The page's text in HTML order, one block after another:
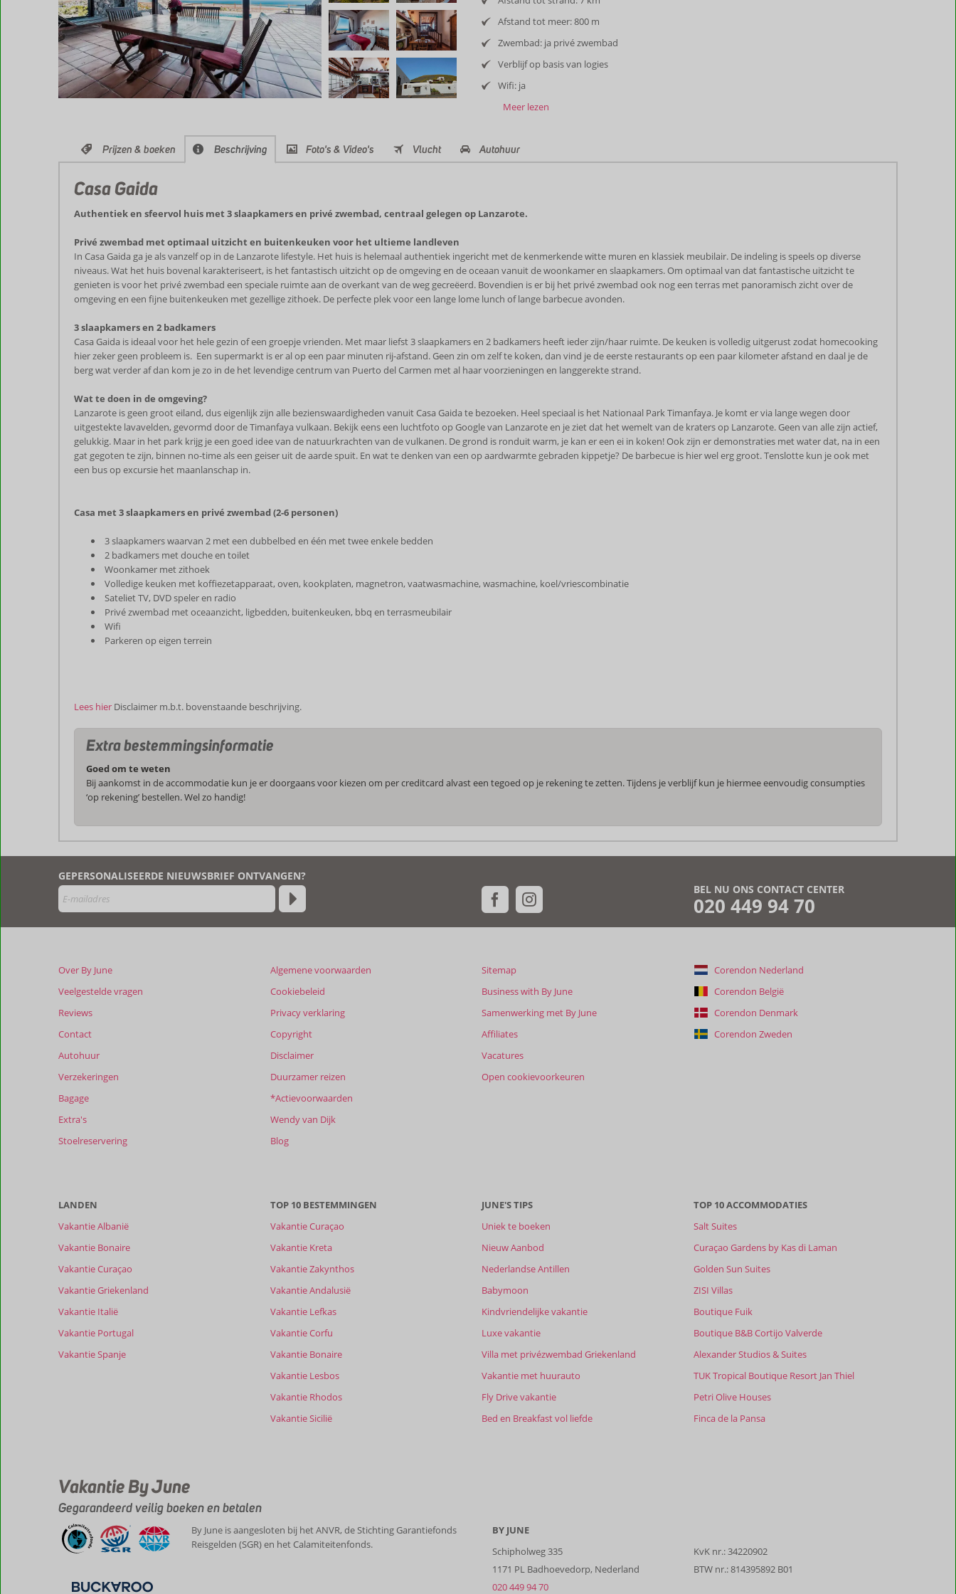
Afstand tot meer: 800 m
Zwembad: ja privé zwembad
Verblijf op basis van logies
Wifi: ja
Meer lezen
Prijzen & boeken Beschrijving Foto's & Video's Vlucht Autohuur
Casa Gaida
Authentiek en sfeervol huis met 3 slaapkamers en privé zwembad, centraal gelegen op Lanzarote.
Privé zwembad met optimaal uitzicht en buitenkeuken voor het ultieme landleven
In Casa Gaida ga je als vanzelf op in de Lanzarote lifestyle. Het huis is helemaal authentiek ingericht met de kenmerkende witte muren en klassiek meubilair. De indeling is speels op diverse
niveaus. Wat het huis bovenal karakteriseert, is het fantastisch uitzicht op de omgeving en de oceaan vanuit de woonkamer en slaapkamers. Om optimaal van dat fantastische uitzicht te
genieten is voor het privé zwembad een speciale ruimte aan de overkant van de weg gecreëerd. Bovendien is er bij het privé zwembad ook nog een terras met panoramisch zicht over de
omgeving en een fijne buitenkeuken met gezellige zithoek. De perfecte plek voor een lange lome lunch of lange barbecue avonden.
3 slaapkamers en 2 badkamers
Casa Gaida is ideaal voor het hele gezin of een groepje vrienden. Met maar liefst 3 slaapkamers en 2 badkamers heeft ieder zijn/haar ruimte. De keuken is volledig uitgerust zodat homecooking
hier zeker geen probleem is. Een supermarkt is er al op een paar minuten rij-afstand. Geen zin om zelf te koken, dan vind je de eerste restaurants op een paar kilometer afstand en daal je de
berg wat verder af dan kom je zo in de het levendige centrum van Puerto del Carmen met al haar voorzieningen en langgerekte strand.
Wat te doen in de omgeving?
Lanzarote is geen groot eiland, dus eigenlijk zijn alle bezienswaardigheden vanuit Casa Gaida te bezoeken. Heel speciaal is het Nationaal Park Timanfaya. Je komt er via lange wegen door
uitgestekte lavavelden, gevormd door de Timanfaya vulkaan. Bekijk eens een luchtfoto op Google van Lanzarote en je ziet dat het wemelt van de kraters op Lanzarote. Geen van alle zijn actief,
gelukkig. Maar in het park krijg je een goed idee van de natuurkrachten van de vulkanen. De grond is ronduit warm, je kan er een ei in koken! Ook zijn er demonstraties met water dat, na in een
gat gegoten te zijn, binnen no-time als een geiser uit de aarde spuit. En wat te denken van een op aardwarmte gebraden kippetje? De barbecue is hier wel erg groot. Tenslotte kun je ook met
een bus op excursie het maanlanschap in.
Casa met 3 slaapkamers en privé zwembad (2-6 personen)
3 slaapkamers waarvan 2 met een dubbelbed en één met twee enkele bedden
2 badkamers met douche en toilet
Woonkamer met zithoek
Volledige keuken met koffiezetapparaat, oven, kookplaten, magnetron, vaatwasmachine, wasmachine, koel/vriescombinatie
Sateliet TV, DVD speler en radio
Privé zwembad met oceaanzicht, ligbedden, buitenkeuken, bbq en terrasmeubilair
Wifi
Parkeren op eigen terrein
Lees hier Disclaimer m.b.t. bovenstaande beschrijving.
Extra bestemmingsinformatie
Goed om te weten
Bij aankomst in de accommodatie kun je er doorgaans voor kiezen om per creditcard alvast een tegoed op je rekening te zetten. Tijdens je verblijf kun je hiermee eenvoudig consumpties
‘op rekening’ bestellen. Wel zo handig!
door
klanten
in
Casa
zijn
worden
relevantie
de
getoonde
te
garanderen.
info
over
BEL NU ONS CONTACT CENTER
020 449 94 70
GEPERSONALISEERDE NIEUWSBRIEF ONTVANGEN?
Over By June
Veelgestelde vragen
Reviews
Contact
Autohuur
Verzekeringen
Bagage
Extra's
Stoelreservering
Algemene voorwaarden
Cookiebeleid
Privacy verklaring
Copyright
Disclaimer
Duurzamer reizen
*Actievoorwaarden
Wendy van Dijk
Blog
Sitemap
Business with By June
Samenwerking met By June
Affiliates
Vacatures
Open cookievoorkeuren
Corendon Nederland
Corendon België
Corendon Denmark
Corendon Zweden
LANDEN
Vakantie Albanië
Vakantie Bonaire
Vakantie Curaçao
Vakantie Griekenland
Vakantie Italië
Vakantie Portugal
Vakantie Spanje
TOP 10 BESTEMMINGEN
Vakantie Curaçao
Vakantie Kreta
Vakantie Zakynthos
Vakantie Andalusië
Vakantie Lefkas
Vakantie Corfu
Vakantie Bonaire
Vakantie Lesbos
Vakantie Rhodos
Vakantie Sicilië
JUNE'S TIPS
Uniek te boeken
Nieuw Aanbod
Nederlandse Antillen
Babymoon
Kindvriendelijke vakantie
Luxe vakantie
Villa met privézwembad Griekenland
Vakantie met huurauto
Fly Drive vakantie
Bed en Breakfast vol liefde
TOP 10 ACCOMMODATIES
Salt Suites
Curaçao Gardens by Kas di Laman
Golden Sun Suites
ZISI Villas
Boutique Fuik
Boutique B&B Cortijo Valverde
Alexander Studios & Suites
TUK Tropical Boutique Resort Jan Thiel
Petri Olive Houses
Finca de la Pansa
Vakantie By June
Gegarandeerd veilig boeken en betalen
By June is aangesloten bij het ANVR, de Stichting Garantiefonds
Reisgelden (SGR) en het Calamiteitenfonds.
BY JUNE
Schipholweg 335
1171 PL Badhoevedorp, Nederland
020 449 94 70
KvK nr.: 34220902
BTW nr.: 814395892 B01